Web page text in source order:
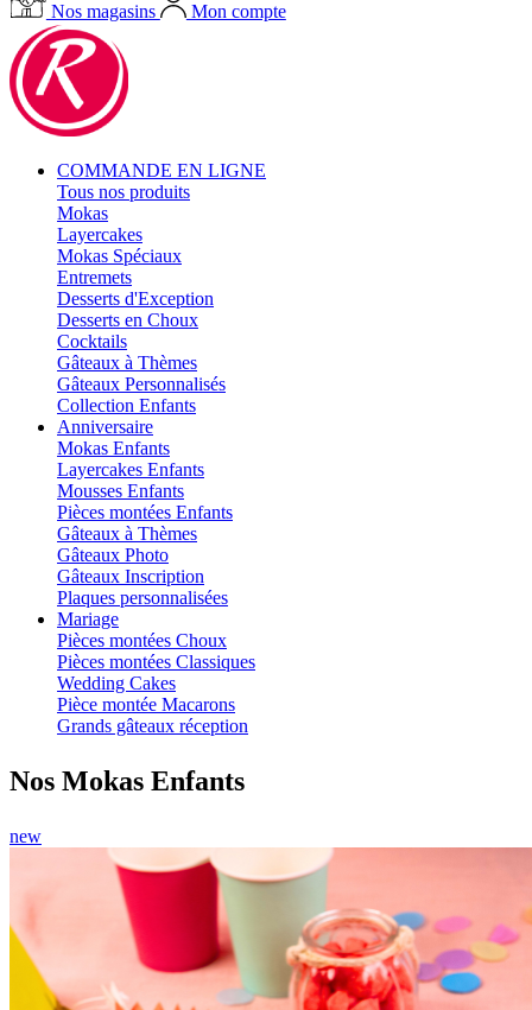
Nos magasins Mon compte
COMMANDE EN LIGNE
Tous nos produits
Mokas
Layercakes
Mokas Spéciaux
Entremets
Desserts d'Exception
Desserts en Choux
Cocktails
Gâteaux à Thèmes
Gâteaux Personnalisés
Collection Enfants
Anniversaire
Mokas Enfants
Layercakes Enfants
Mousses Enfants
Pièces montées Enfants
Gâteaux à Thèmes
Gâteaux Photo
Gâteaux Inscription
Plaques personnalisées
Mariage
Pièces montées Choux
Pièces montées Classiques
Wedding Cakes
Pièce montée Macarons
Grands gâteaux réception
Nos Mokas Enfants
new